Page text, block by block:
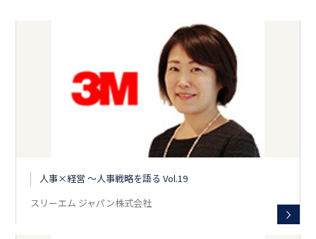
人事×経営 〜人事戦略を語る Vol.19
スリーエム ジャパン株式会社